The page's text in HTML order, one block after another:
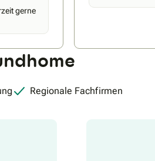
vier
ein
Mit
perfekt
gerne
Regionale Fachfirmen